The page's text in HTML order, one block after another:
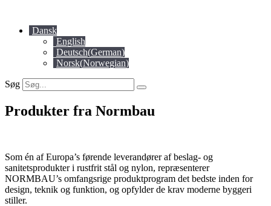
indholdDansk
English
Deutsch(German)
Norsk(Norwegian)
Søg
Produkter fra Normbau
Som én af Europa’s førende leverandører af beslag- og
sanitetsprodukter i rustfrit stål og nylon, repræsenterer
NORMBAU’s omfangsrige produktprogram det bedste inden for
design, teknik og funktion, og opfylder de krav moderne byggeri
stiller.